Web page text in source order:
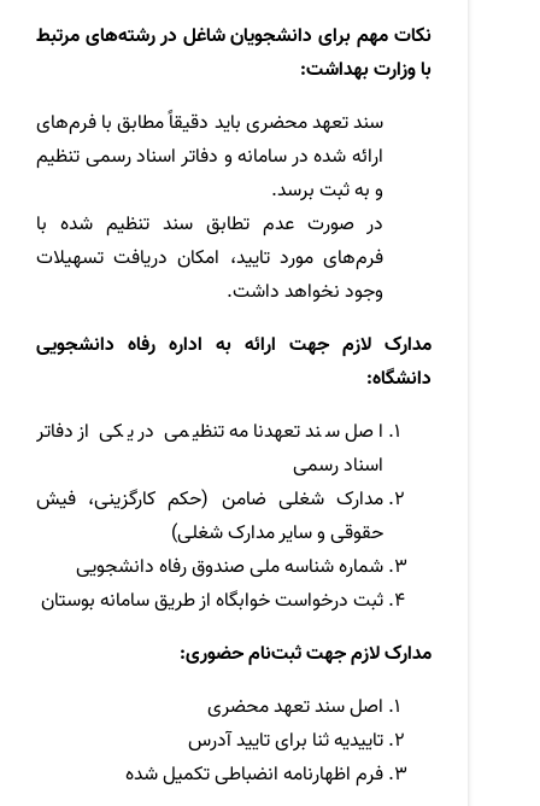
نکات مهم برای دانشجویان شاغل در رشته‌های مرتبط
با وزارت بهداشت:
سند تعهد محضری باید دقیقاً مطابق با فرم‌های
ارائه شده در سامانه و دفاتر اسناد رسمی تنظیم
و به ثبت برسد.
در صورت عدم تطابق سند تنظیم شده با
فرم‌های مورد تایید، امکان دریافت تسهیلات
وجود نخواهد داشت.
مدارک لازم جهت ارائه به اداره رفاه دانشجویی
دانشگاه:
اصل سند تعهدنامه تنظیمی در یکی از دفاتر
اسناد رسمی
مدارک شغلی ضامن (حکم کارگزینی، فیش
حقوقی و سایر مدارک شغلی)
شماره شناسه ملی صندوق رفاه دانشجویی
ثبت درخواست خوابگاه از طریق سامانه بوستان
مدارک لازم جهت ثبت‌نام حضوری:
اصل سند تعهد محضری
تاییدیه ثنا برای تایید آدرس
فرم اظهارنامه انضباطی تکمیل شده